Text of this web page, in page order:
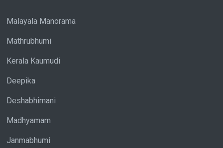
Malayala Manorama
Mathrubhumi
Kerala Kaumudi
Deepika
Deshabhimani
Madhyamam
Janmabhumi